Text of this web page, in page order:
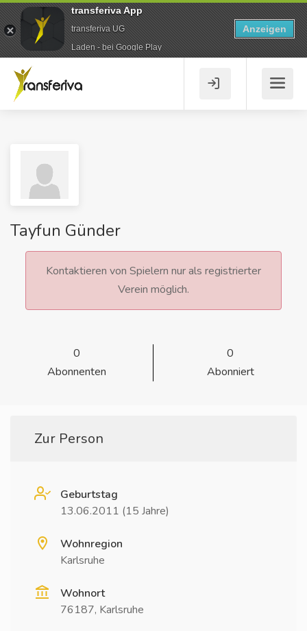
Tayfun Günder
Kontaktieren von Spielern nur als registrierter
Verein möglich.
0
Abonnenten
0
Abonniert
Zur Person
Geburtstag
13.06.2011 (15 Jahre)
Wohnregion
Karlsruhe
Wohnort
76187, Karlsruhe
transferiva App
transferiva UG
Laden - bei Google Play
Anzeigen